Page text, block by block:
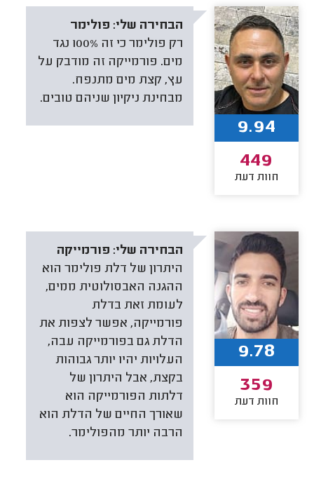
הבחירה שלי: פולימר
רק פולימר כי זה 100% נגד
מים. פורמייקה זה מודבק על
עץ, קצת מים מתנפח.
מבחינת ניקיון שניהם טובים.
9.94
449
חוות דעת
הבחירה שלי: פורמייקה
היתרון של דלת פולימר הוא
ההגנה האבסולוטית ממים,
לעומת זאת בדלת
פורמייקה, אפשר לצפות את
הדלת גם בפורמייקה עבה,
העלויות יהיו יותר גבוהות
בקצת, אבל היתרון של
דלתות הפורמייקה הוא
שאורך החיים של הדלת הוא
הרבה יותר מהפולימר.
9.78
359
חוות דעת